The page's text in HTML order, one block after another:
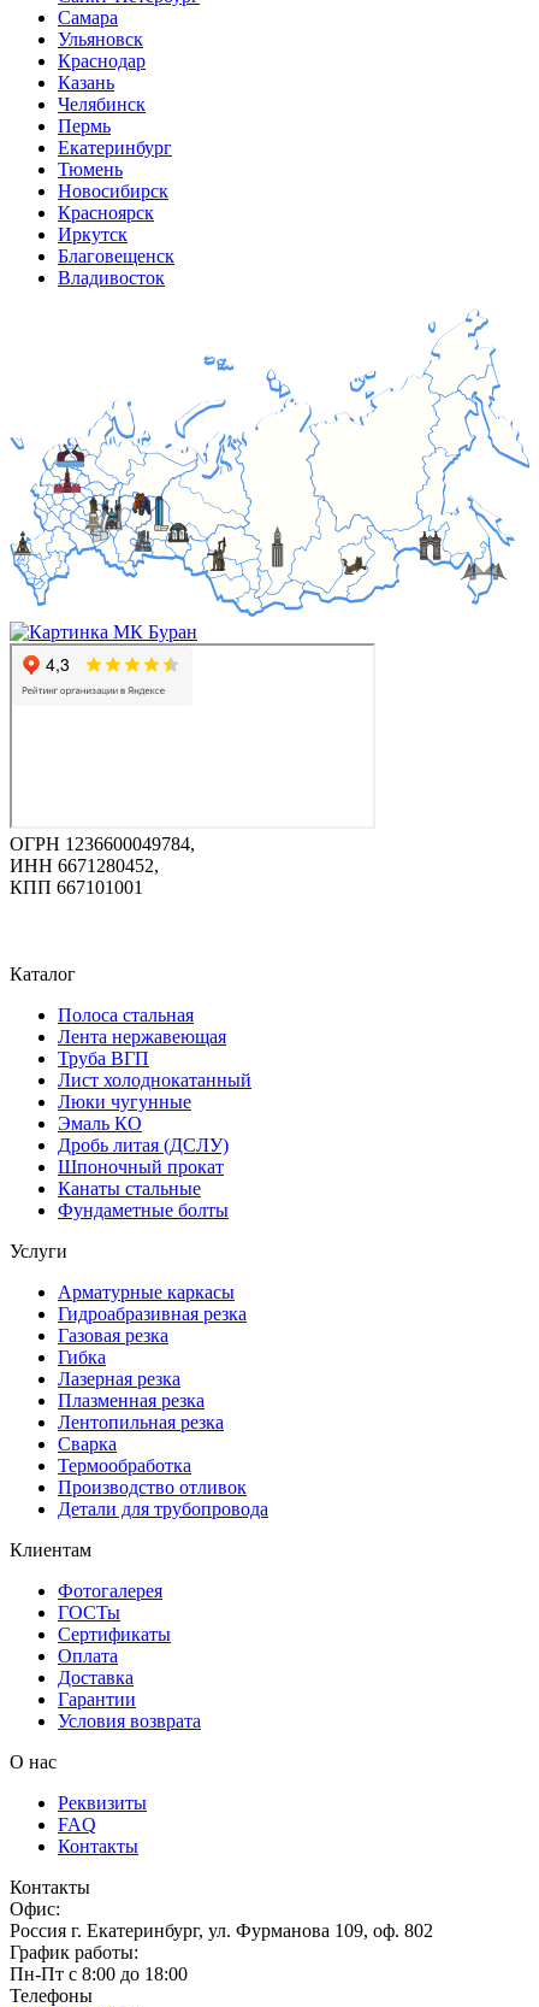
Самара
Ульяновск
Краснодар
Казань
Челябинск
Пермь
Екатеринбург
Тюмень
Новосибирск
Красноярск
Иркутск
Благовещенск
Владивосток
ОГРН 1236600049784,
ИНН 6671280452,
КПП 667101001
Каталог
Полоса стальная
Лента нержавеющая
Труба ВГП
Лист холоднокатанный
Люки чугунные
Эмаль КО
Дробь литая (ДСЛУ)
Шпоночный прокат
Канаты стальные
Фундаметные болты
Услуги
Арматурные каркасы
Гидроабразивная резка
Газовая резка
Гибка
Лазерная резка
Плазменная резка
Лентопильная резка
Сварка
Термообработка
Производство отливок
Детали для трубопровода
Клиентам
Фотогалерея
ГОСТы
Сертификаты
Оплата
Доставка
Гарантии
Условия возврата
О нас
Реквизиты
FAQ
Контакты
Контакты
Офис:
Россия г. Екатеринбург, ул. Фурманова 109, оф. 802
График работы:
Пн-Пт с 8:00 до 18:00
Телефоны